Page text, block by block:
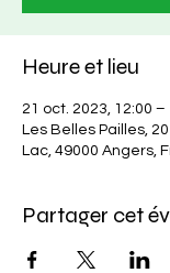
Heure et lieu
21 oct. 2023, 12:00 –
Les Belles Pailles,
Lac, 49000 Angers,
Partager cet